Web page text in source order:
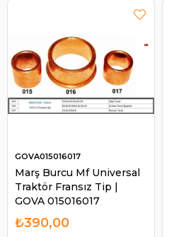
Marş Burcu Mf Universal
Traktör Fransız Tip |
GOVA 015016017
GOVA015016017
₺390,00